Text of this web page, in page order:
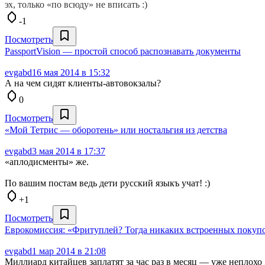
эх, только «по всюду» не вписать :)
-1
Посмотреть
PassportVision — простой способ распознавать документы
evgabd16 мая 2014 в 15:32
А на чем сидят клиенты-автовокзалы?
0
Посмотреть
«Мой Тетрис — оборотень» или ностальгия из детства
evgabd3 мая 2014 в 17:37
«аплодисменты» же.
По вашим постам ведь дети русский языкъ учат! :)
+1
Посмотреть
Еврокомиссия: «Фритуплей? Тогда никаких встроенных
evgabd1 мар 2014 в 21:08
Миллиард китайцев заплатят за час раз в месяц — уже неплохо